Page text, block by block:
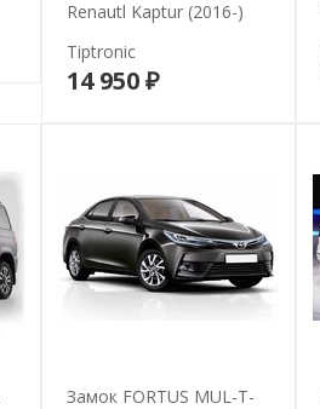
Renautl Kaptur (2016-)
Tiptronic
14 950 ₽В корзину
Замок FORTUS MUL-T-